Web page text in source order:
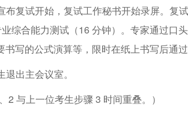
布复试开始，复试工作秘书开始录屏。复
综合能力测试（16 分钟）。专家通过口
写的公式演算等，限时在纸上书写后通过
出主会议室。
与上一位考生步骤 3 时间重叠。）